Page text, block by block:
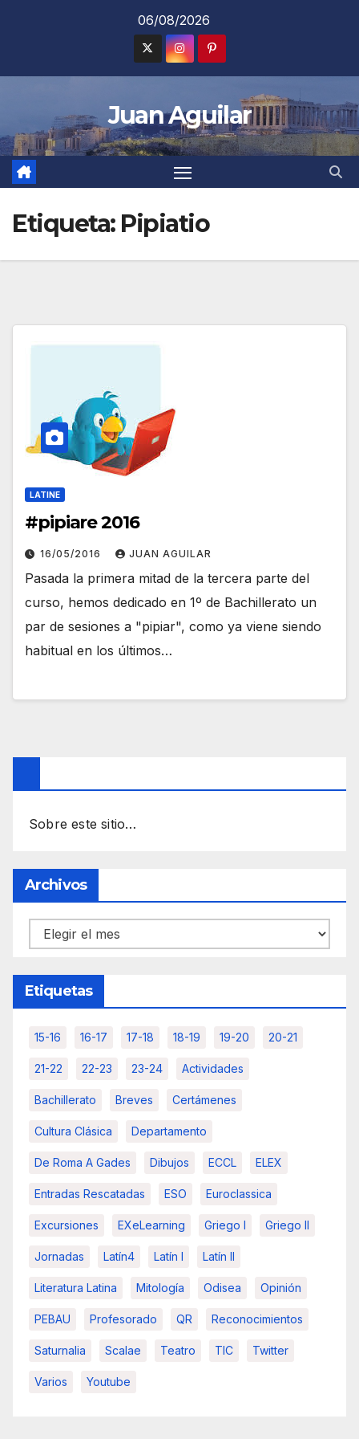
06/08/2026
Juan Aguilar
Etiqueta: Pipiatio
LATINE
#pipiare 2016
16/05/2016 JUAN AGUILAR
Pasada la primera mitad de la tercera parte del
curso, hemos dedicado en 1º de Bachillerato un
par de sesiones a "pipiar", como ya viene siendo
habitual en los últimos…
Sobre este sitio…
Archivos
Archivos
Etiquetas
15-16 16-17 17-18 18-19 19-20 20-21
21-22 22-23 23-24 Actividades
Bachillerato Breves Certámenes
Cultura Clásica Departamento
De Roma A Gades Dibujos ECCL ELEX
Entradas Rescatadas ESO Euroclassica
Excursiones EXeLearning Griego I Griego II
Jornadas Latín4 Latín I Latín II
Literatura Latina Mitología Odisea Opinión
PEBAU Profesorado QR Reconocimientos
Saturnalia Scalae Teatro TIC Twitter
Varios Youtube